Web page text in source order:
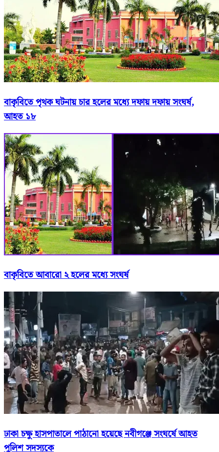
বাকৃবিতে পৃথক ঘটনায় চার হলের মধ্যে দফায় দফায় সংঘর্ষ,
আহত ১৮
বাকৃবিতে আবারো ২ হলের মধ্যে সংঘর্ষ
ঢাকা চক্ষু হাসপাতালে পাঠানো হয়েছে নবীগঞ্জে সংঘর্ষে আহত
পুলিশ সদস্যকে